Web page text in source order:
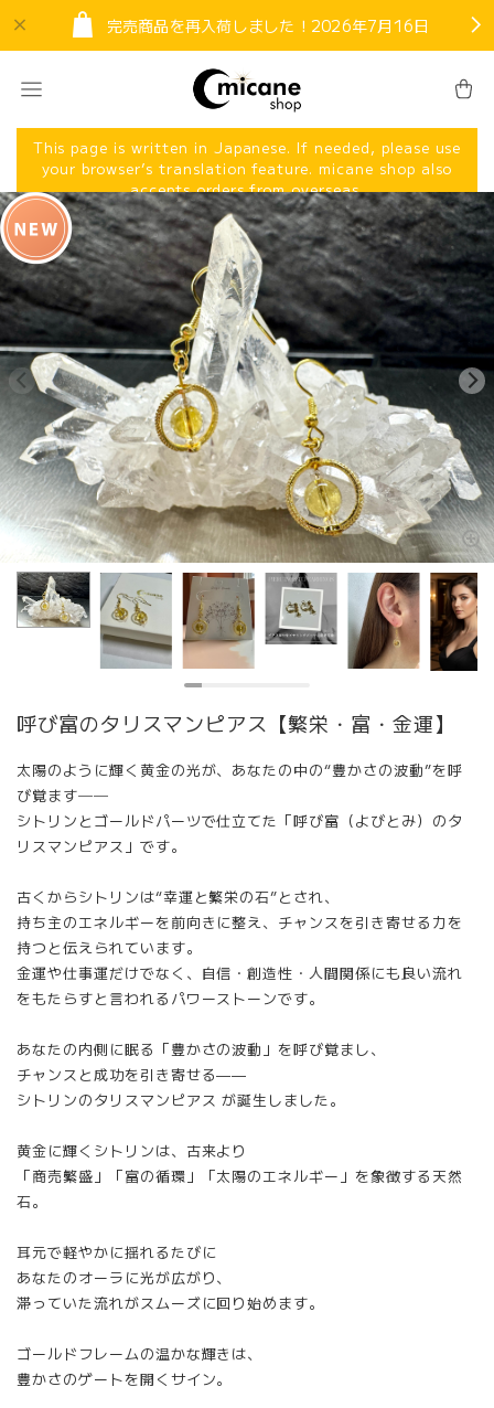
完売商品を再入荷しました！2026年7月16日
This page is written in Japanese. If needed, please use
your browser’s translation feature. micane shop also
accepts orders from overseas.
呼び富のタリスマンピアス【繁栄・富・金運】
太陽のように輝く黄金の光が、あなたの中の“豊かさの波動”を呼
び覚ます──
シトリンとゴールドパーツで仕立てた「呼び富（よびとみ）のタ
リスマンピアス」です。
古くからシトリンは“幸運と繁栄の石”とされ、
持ち主のエネルギーを前向きに整え、チャンスを引き寄せる力を
持つと伝えられています。
金運や仕事運だけでなく、自信・創造性・人間関係にも良い流れ
をもたらすと言われるパワーストーンです。
あなたの内側に眠る「豊かさの波動」を呼び覚まし、
チャンスと成功を引き寄せる——
シトリンのタリスマンピアス が誕生しました。
黄金に輝くシトリンは、古来より
「商売繁盛」「富の循環」「太陽のエネルギー」を象徴する天然
石。
耳元で軽やかに揺れるたびに
あなたのオーラに光が広がり、
滞っていた流れがスムーズに回り始めます。
ゴールドフレームの温かな輝きは、
豊かさのゲートを開くサイン。